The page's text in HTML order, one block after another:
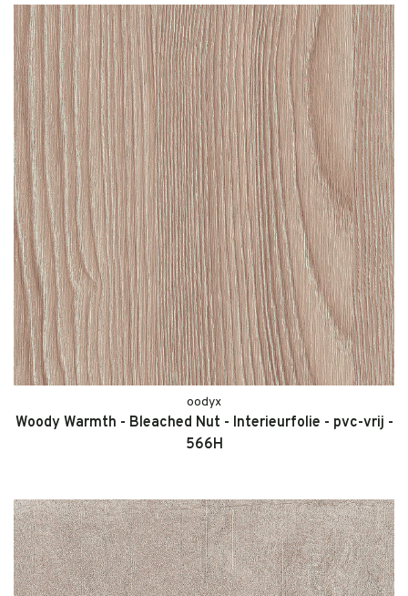
oodyx
Woody Warmth - Bleached Nut - Interieurfolie - pvc-vrij -
566H